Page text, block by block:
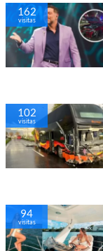
162
visitas
102
visitas
94
visitas